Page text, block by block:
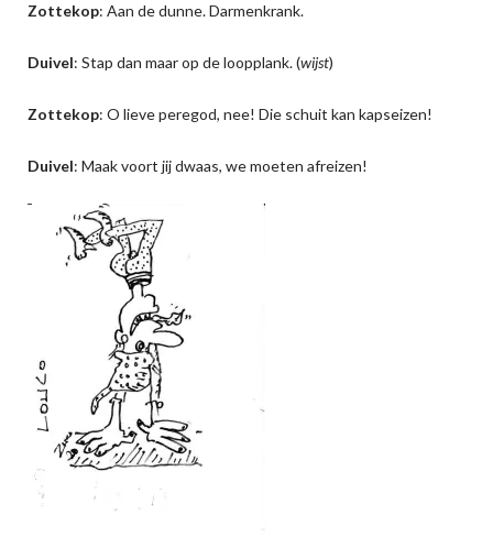
Zottekop: Aan de dunne. Darmenkrank.
Duivel: Stap dan maar op de loopplank. (wijst)
Zottekop: O lieve peregod, nee! Die schuit kan kapseizen!
Duivel: Maak voort jij dwaas, we moeten afreizen!